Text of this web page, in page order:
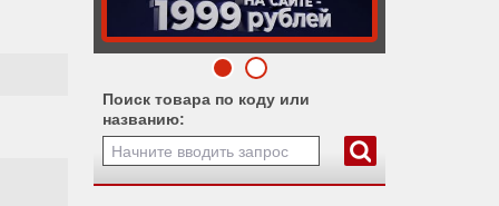
Поиск товара по коду или
названию: